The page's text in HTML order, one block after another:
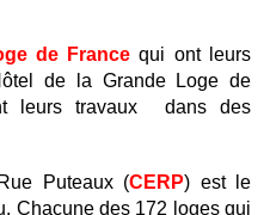
de France qui ont leurs
de la Grande Loge de
leurs travaux dans des
Puteaux (CERP) est le
Chacune des 172 loges qui